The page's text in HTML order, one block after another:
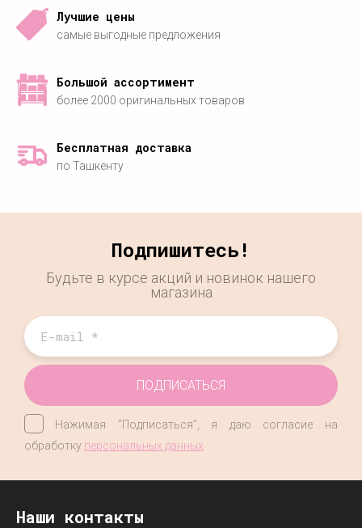
Лучшие цены
самые выгодные предложения
Большой ассортимент
более 2000 оригинальных товаров
Бесплатная доставка
по Ташкенту
Подпишитесь!
Будьте в курсе акций и новинок нашего
магазина
Нажимая "Подписаться", я даю согласие на
обработку персональных данных
ПОДПИСАТЬСЯ
Наши контакты